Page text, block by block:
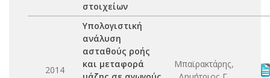
στοιχείων
2014
Υπολογιστική
ανάλυση
ασταθούς ροής
και μεταφορά
Μπαϊρακτάρης,